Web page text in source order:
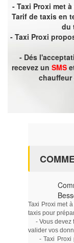
- Taxi Proxi met
Tarif de taxis en
du
- Taxi Proxi
- Dés
recevez un SMS
chauffeur
Taxi Proxi met
taxis pour
- Vous devez
valider vos
- Taxi Proxi